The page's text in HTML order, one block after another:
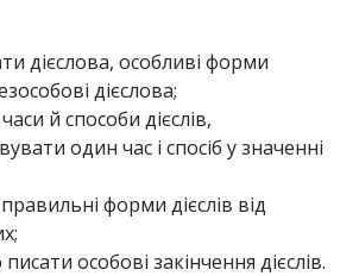
дієслова, особливі форми
дієслова;
й способи дієслів,
один час і спосіб у значенні
форми дієслів від
особові закінчення дієслів.